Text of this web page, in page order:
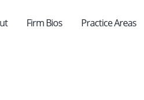
Firm Bios Practice Areas